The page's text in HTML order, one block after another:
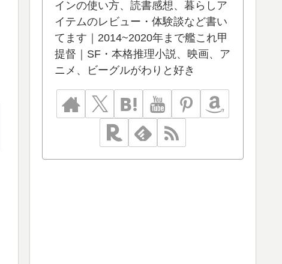
インの使い方、読書感想、暮らしア
イテムのレビュー・体験談など書い
てます｜2014~2020年まで艦これ甲
提督｜SF・本格推理小説、映画、ア
ニメ、ビーグルがわりと好き